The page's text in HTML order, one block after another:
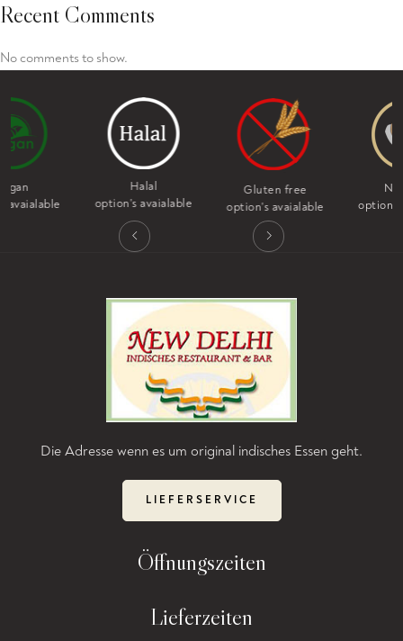
Recent Comments
No comments to show.
option's avaialable
option's avaialable
option's avaialable
Die Adresse wenn es um original indisches Essen geht.
LIEFERSERVICE
Öffnungszeiten
Lieferzeiten